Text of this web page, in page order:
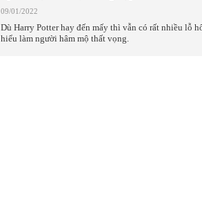
09/01/2022
Dù Harry Potter hay đến mấy thì vẫn có rất nhiều lỗ
hiểu làm người hâm mộ thất vọng.